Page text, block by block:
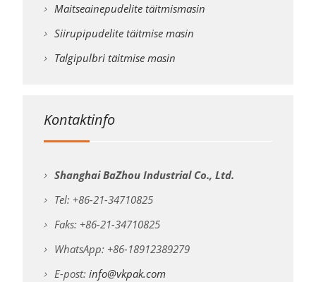
Maitseainepudelite täitmismasin
Siirupipudelite täitmise masin
Talgipulbri täitmise masin
Kontaktinfo
Shanghai BaZhou Industrial Co., Ltd.
Tel: +86-21-34710825
Faks: +86-21-34710825
WhatsApp: +86-18912389279
E-post: info@vkpak.com